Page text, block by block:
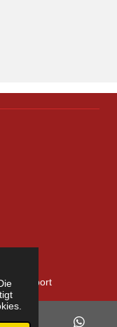
und Export